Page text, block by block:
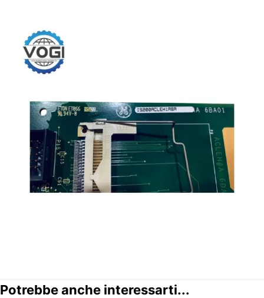
Potrebbe anche interessarti...